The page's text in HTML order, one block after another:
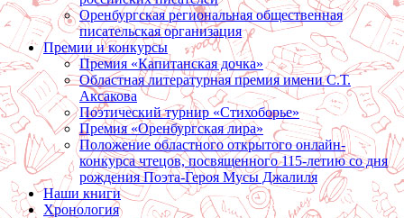
Оренбургская региональная общественная
писательская организация
Премии и конкурсы
Премия «Капитанская дочка»
Областная литературная премия имени С.Т.
Аксакова
Поэтический турнир «Стихоборье»
Премия «Оренбургская лира»
Положение областного открытого онлайн-
конкурса чтецов, посвященного 115-летию со дня
рождения Поэта-Героя Мусы Джалиля
Наши книги
Хронология